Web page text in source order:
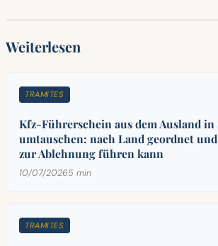
Weiterlesen
TRAMITES
Kfz-Führerschein aus dem Ausland in
umtauschen: nach Land geordnet
zur Ablehnung führen kann
10/07/20265 min
TRAMITES